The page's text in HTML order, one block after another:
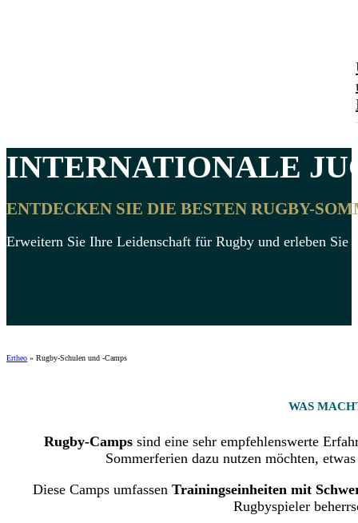
INTERNATIONALE
ENTDECKEN SIE DIE BESTEN RUGBY-
Erweitern Sie Ihre Leidenschaft für Rugby und erleben
Ertheo » Rugby-Schulen und -Camps
WAS
Rugby-Camps sind eine sehr empfehlenswerte
Sommerferien dazu nutzen möchten,
Diese Camps umfassen Trainingseinheiten mit
Rugbyspieler